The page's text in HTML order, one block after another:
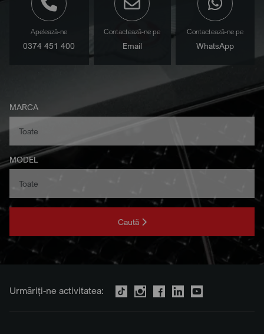
Apelează-ne
0374 451 400
Contactează-ne pe
Email
Contactează-ne pe
WhatsApp
MARCA
MODEL
Caută
Urmăriți-ne activitatea: